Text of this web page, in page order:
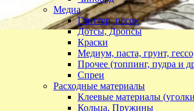
Медиа
Глиттер, песок
Дотсы, Дропсы
Краски
Медиум, паста, грунт,
Прочее (топпинг, пудра и
Спреи
Расходные материалы
Клеевые материалы
Кольца, Пружины